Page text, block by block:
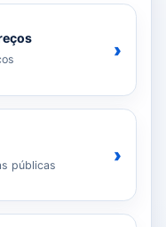
›
públicas ›